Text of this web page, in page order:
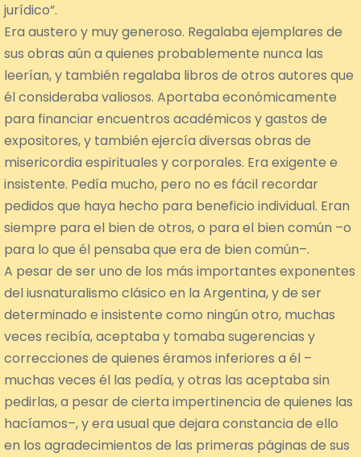
jurídico”.
Era austero y muy generoso. Regalaba ejemplares de
sus obras aún a quienes probablemente nunca las
leerían, y también regalaba libros de otros autores que
él consideraba valiosos. Aportaba económicamente
para financiar encuentros académicos y gastos de
expositores, y también ejercía diversas obras de
misericordia espirituales y corporales. Era exigente e
insistente. Pedía mucho, pero no es fácil recordar
pedidos que haya hecho para beneficio individual. Eran
siempre para el bien de otros, o para el bien común –o
para lo que él pensaba que era de bien común–.
A pesar de ser uno de los más importantes exponentes
del iusnaturalismo clásico en la Argentina, y de ser
determinado e insistente como ningún otro, muchas
veces recibía, aceptaba y tomaba sugerencias y
correcciones de quienes éramos inferiores a él –
muchas veces él las pedía, y otras las aceptaba sin
pedirlas, a pesar de cierta impertinencia de quienes las
hacíamos–, y era usual que dejara constancia de ello
en los agradecimientos de las primeras páginas de sus